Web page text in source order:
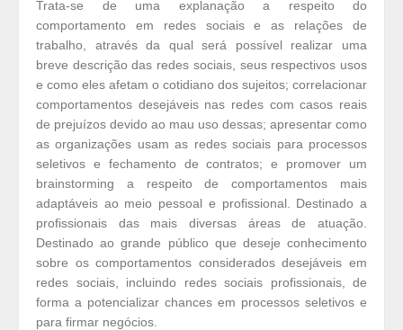
Trata-se de uma explanação a respeito do
comportamento em redes sociais e as relações de
trabalho, através da qual será possível realizar uma
breve descrição das redes sociais, seus respectivos usos
e como eles afetam o cotidiano dos sujeitos; correlacionar
comportamentos desejáveis nas redes com casos reais
de prejuízos devido ao mau uso dessas; apresentar como
as organizações usam as redes sociais para processos
seletivos e fechamento de contratos; e promover um
brainstorming a respeito de comportamentos mais
adaptáveis ao meio pessoal e profissional. Destinado a
profissionais das mais diversas áreas de atuação.
Destinado ao grande público que deseje conhecimento
sobre os comportamentos considerados desejáveis em
redes sociais, incluindo redes sociais profissionais, de
forma a potencializar chances em processos seletivos e
para firmar negócios.